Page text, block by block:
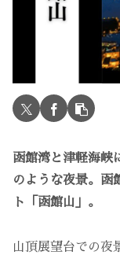
函館湾と津軽海峡
のような夜景。函
ト「函館山」。
山頂展望台での夜